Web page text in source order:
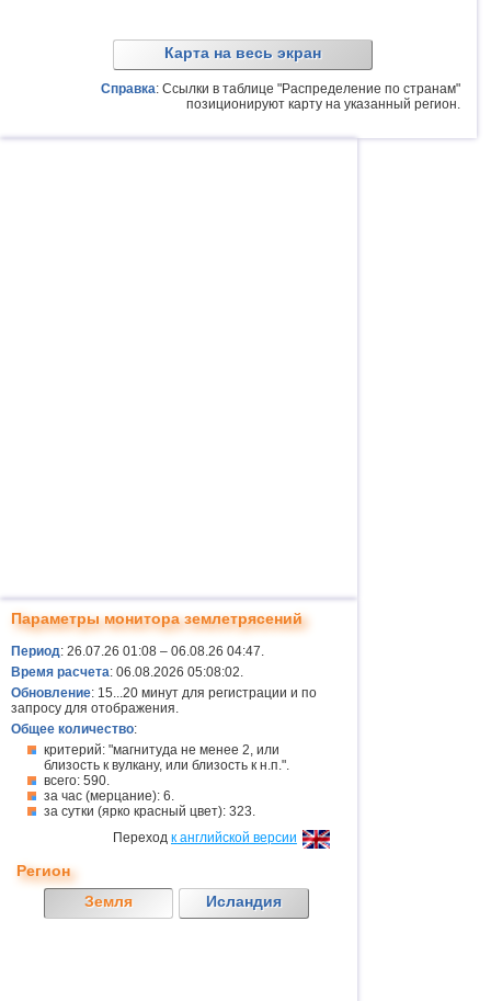
Карта на весь экран
Справка: Ссылки в таблице "Распределение по странам"
позиционируют карту на указанный регион.
Параметры монитора землетрясений
Период: 26.07.26 01:08 – 06.08.26 04:47.
Время расчета: 06.08.2026 05:08:02.
Обновление: 15...20 минут для регистрации и по
запросу для отображения.
Общее количество:
критерий: "магнитуда не менее 2, или
близость к вулкану, или близость к н.п.".
всего: 590.
за час (мерцание): 6.
за сутки (ярко красный цвет): 323.
Переход к английской версии
Регион
Земля
Исландия